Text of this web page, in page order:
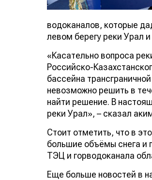
водоканалов, которые
левом берегу реки Урал
«Касательно вопроса
Российско-
бассейна
невозможно решить в
найти решение. В
реки Урал», – сказал
Стоит отметить, что в
большие объёмы снега и
ТЭЦ и горводоканала
Еще больше новостей в